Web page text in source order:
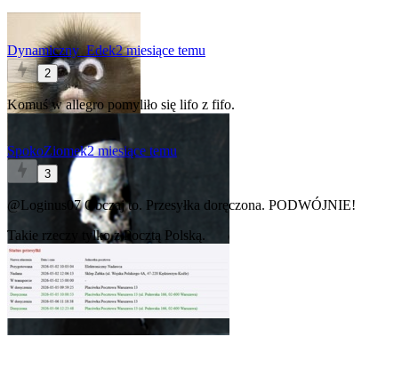
Dynamiczny_Edek2 miesiące temu
2
Komuś w allegro pomyliło się lifo z fifo.
SpokoZiomek2 miesiące temu
3
@Loginus07Obczaj to. Przesyłka doręczona. PODWÓJNIE!
Takie rzeczy tylko z Pocztą Polską.